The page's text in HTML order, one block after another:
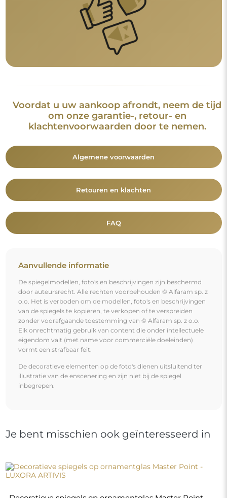
Voordat u uw aankoop afrondt, neem de tijd
om onze garantie-, retour- en
klachtenvoorwaarden door te nemen.
Algemene voorwaarden
Retouren en klachten
FAQ
Aanvullende informatie
De spiegelmodellen, foto's en beschrijvingen zijn beschermd
door auteursrecht. Alle rechten voorbehouden © Alfaram sp. z
o.o. Het is verboden om de modellen, foto's en beschrijvingen
van de spiegels te kopiëren, te verkopen of te verspreiden
zonder voorafgaande toestemming van © Alfaram sp. z o.o.
Elk onrechtmatig gebruik van content die onder intellectuele
eigendom valt (met name voor commerciële doeleinden)
vormt een strafbaar feit.
De decoratieve elementen op de foto's dienen uitsluitend ter
illustratie van de enscenering en zijn niet bij de spiegel
inbegrepen.
Je bent misschien ook geïnteresseerd in